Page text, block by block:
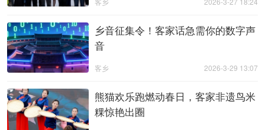
乡音征集令！客家话急需你的数字声
音
2026-3-29 13:07
客乡
熊猫欢乐跑燃动春日，客家非遗鸟米
粿惊艳出圈